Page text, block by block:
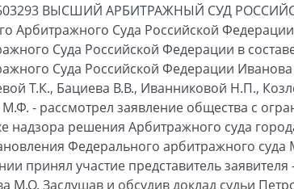
ВЫСШИЙ АРБИТРАЖНЫЙ СУД
Арбитражного Суда Российской
Суда Российской Федерации в
Суда Российской Федерации
Т.К., Бациева В.В., Иванниковой Н.П.,
- рассмотрел заявление общества с
надзора решения Арбитражного суда
Федерального арбитражного суда
принял участие представитель
М.О. Заслушав и обсудив доклад судьи